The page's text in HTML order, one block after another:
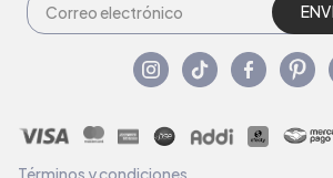
Términos y condiciones